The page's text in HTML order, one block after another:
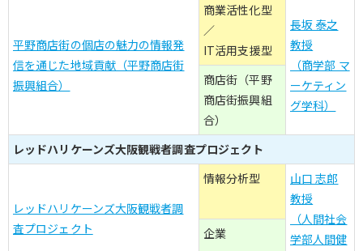
平野商店街の個店の魅力の情報発
信を通じた地域貢献（平野商店街
振興組合）
商業活性化型
／
IT活用支援型
長坂 泰之
教授
（商学部 マ
ーケティン
グ学科）
商店街（平野
商店街振興組
合）
レッドハリケーンズ大阪観戦者調査プロジェクト
レッドハリケーンズ大阪観戦者調
査プロジェクト
情報分析型
山口 志郎
教授
（人間社会
学部人間健
企業